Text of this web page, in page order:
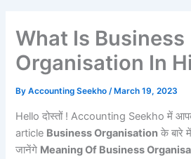
What Is Business
Organisation In
ByAccounting Seekho/ March 19, 2023
Hello दोस्तों ! Accounting Seekho में
article Business Organisation के बारे
जानेंगे Meaning Of Business